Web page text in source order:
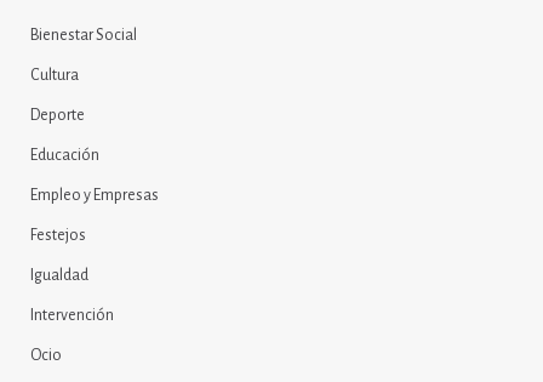
Bienestar Social
Cultura
Deporte
Educación
Empleo y Empresas
Festejos
Igualdad
Intervención
Ocio